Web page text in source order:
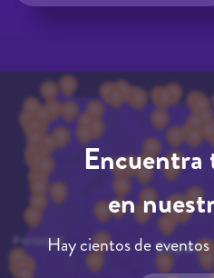
en
Hay cientos de